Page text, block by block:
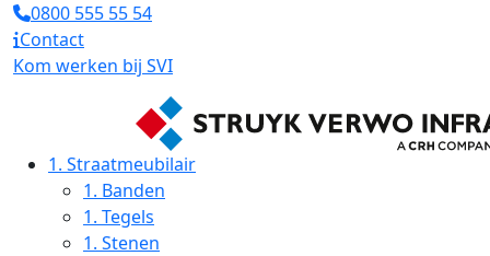
0800 555 55 54
Contact
Kom werken bij SVI
1. Straatmeubilair
1. Banden
1. Tegels
1. Stenen